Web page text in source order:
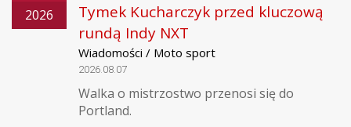
2026
Tymek Kucharczyk przed kluczową
rundą Indy NXT
Wiadomości / Moto sport
2026.08.07
Walka o mistrzostwo przenosi się do
Portland.